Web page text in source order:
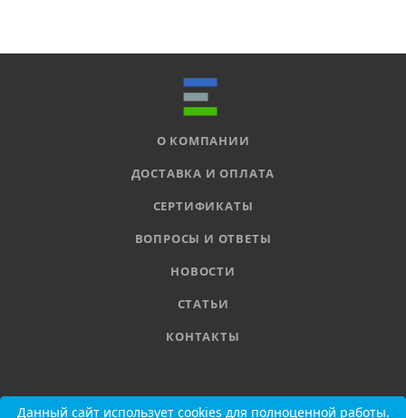
О КОМПАНИИ
ДОСТАВКА И ОПЛАТА
СЕРТИФИКАТЫ
ВОПРОСЫ И ОТВЕТЫ
НОВОСТИ
СТАТЬИ
КОНТАКТЫ
8 800 555-11-78
Данный сайт использует cookies для полноценной работы.
Данный сайт использует cookies для полноценной работы.